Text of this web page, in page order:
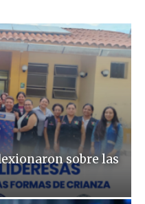
sobre las